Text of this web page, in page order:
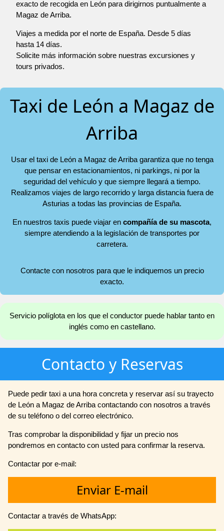
exacto de recogida en León para dirigirnos puntualmente a
Magaz de Arriba.
Viajes a medida por el norte de España. Desde 5 días
hasta 14 días.
Solicite más información sobre nuestras excursiones y
tours privados.
Taxi de León a Magaz de
Arriba
Usar el taxi de León a Magaz de Arriba garantiza que no tenga
que pensar en estacionamientos, ni parkings, ni por la
seguridad del vehículo y que siempre llegará a tiempo.
Realizamos viajes de largo recorrido y larga distancia fuera de
Asturias a todas las provincias de España.
En nuestros taxis puede viajar en compañía de su mascota,
siempre atendiendo a la legislación de transportes por
carretera.
Contacte con nosotros para que le indiquemos un precio
exacto.
Servicio políglota en los que el conductor puede hablar tanto en
inglés como en castellano.
Contacto y Reservas
Puede pedir taxi a una hora concreta y reservar así su trayecto
de León a Magaz de Arriba contactando con nosotros a través
de su teléfono o del correo electrónico.
Tras comprobar la disponibilidad y fijar un precio nos
pondremos en contacto con usted para confirmar la reserva.
Contactar por e-mail:
Enviar E-mail
Contactar a través de WhatsApp: